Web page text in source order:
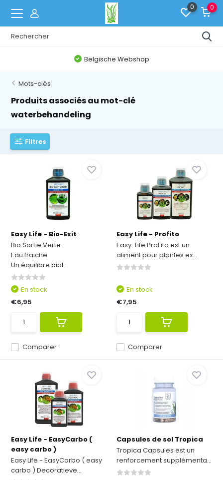
0 0
Belgische Webshop
Mots-clés
Produits associés au mot-clé
waterbehandeling
Filtres
Easy Life - Bio-Exit
Bio Sortie Verte
Eau fraiche
Un équilibre biol...
Comparer
En stock
€6,95
Easy Life - Profito
Easy-Life ProFito est un
aliment pour plantes ex...
Comparer
En stock
€7,95
Easy Life - EasyCarbo (
easy carbo )
Easy Life - EasyCarbo ( easy
carbo ) Decoratieve...
Capsules de sol Tropica
Tropica Capsules est un
renforcement supplémenta...